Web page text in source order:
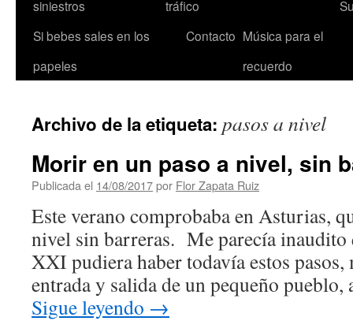
siniestros
tráfico
Si bebes sales en los
papeles
Contacto Música para el
recuerdo
Archivo de la etiqueta: pasos a nivel
Morir en un paso a nivel, sin
Publicada el 14/08/2017por Flor Zapata Ruiz
Este verano comprobaba en Asturias,
nivel sin barreras. Me parecía inaudito
XXI pudiera haber todavía estos pasos,
entrada y salida de un pequeño
Sigue leyendo →